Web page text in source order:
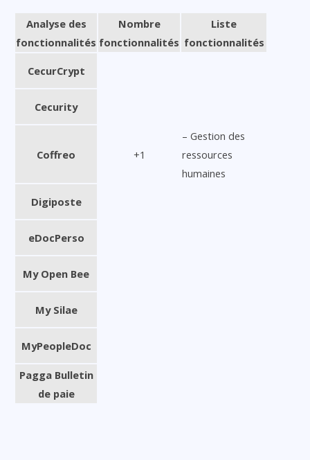
Analyse des
fonctionnalités
Nombre
fonctionnalités
Liste
fonctionnalités
CecurCrypt
Cecurity
Coffreo +1
– Gestion des
ressources
humaines
Digiposte
eDocPerso
My Open Bee
My Silae
MyPeopleDoc
Pagga Bulletin
de paie